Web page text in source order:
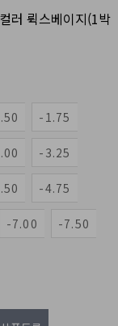
러 뤽스베이지(1박
-1.75
-3.25
-4.75
-7.00 -7.50